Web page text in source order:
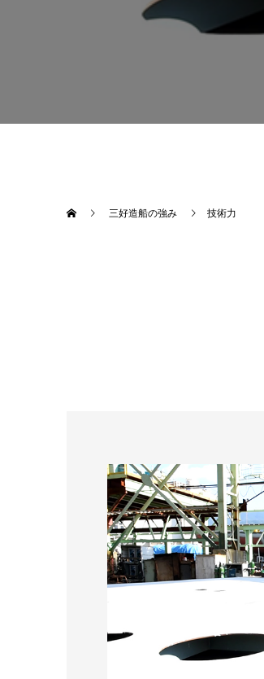
三好造船の強み 技術力